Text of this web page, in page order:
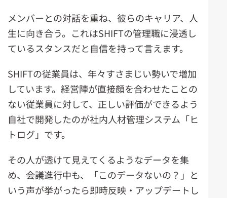
メンバーとの対話を重ね、彼らのキャリア、人
生に向き合う。これはSHIFTの管理職に浸透し
ているスタンスだと自信を持って言えます。
SHIFTの従業員は、年々すさまじい勢いで増加
しています。経営陣が直接顔を合わせたことの
ない従業員に対して、正しい評価ができるよう
自社で開発したのが社内人材管理システム「ヒ
トログ」です。
その人が透けて見えてくるようなデータを集
め、会議進行中も、「このデータないの？」と
いう声が挙がったら即時反映・アップデートし